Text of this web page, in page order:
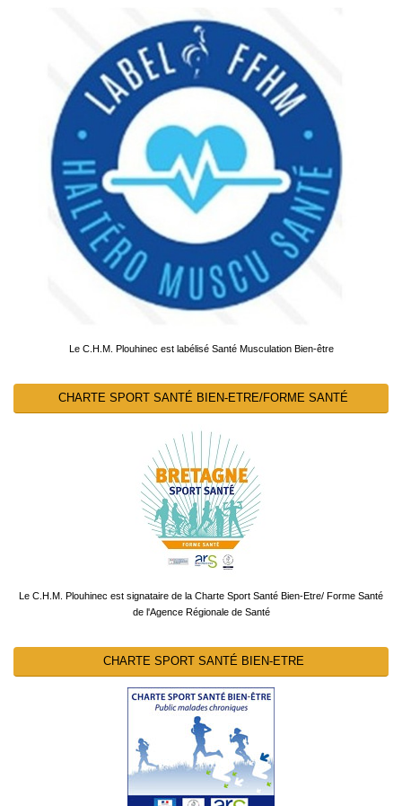
Le C.H.M. Plouhinec est labélisé Santé Musculation Bien-être
CHARTE SPORT SANTÉ BIEN-ETRE/FORME SANTÉ
Le C.H.M. Plouhinec est signataire de la Charte Sport Santé Bien-Etre/ Forme Santé
de l'Agence Régionale de Santé
CHARTE SPORT SANTÉ BIEN-ETRE